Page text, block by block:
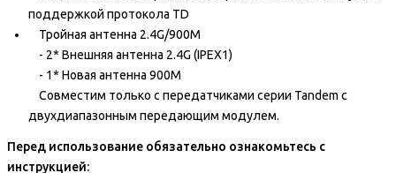
поддержкой протокола TD
Тройная антенна 2.4G/900M
- 2* Внешняя антенна 2.4G (IPEX1)
- 1* Новая антенна 900M
Совместим только с передатчиками серии Tandem с
двухдиапазонным передающим модулем.
Перед использование обязательно ознакомьтесь с
инструкцией: